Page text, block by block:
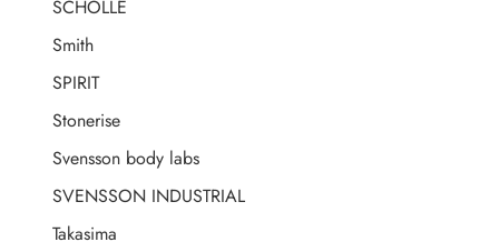
SCHOLLE
Smith
SPIRIT
Stonerise
Svensson body labs
SVENSSON INDUSTRIAL
Takasima